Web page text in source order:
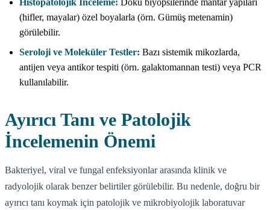
(hifler, mayalar) özel boyalarla (örn. Gümüş metenamin)
görülebilir.
Seroloji ve Moleküler Testler: Bazı sistemik mikozlarda,
antijen veya antikor tespiti (örn. galaktomannan testi) veya PCR
kullanılabilir.
Ayırıcı Tanı ve Patolojik
İncelemenin Önemi
Bakteriyel, viral ve fungal enfeksiyonlar arasında klinik ve
radyolojik olarak benzer belirtiler görülebilir. Bu nedenle, doğru bir
ayırıcı tanı koymak için patolojik ve mikrobiyolojik laboratuvar